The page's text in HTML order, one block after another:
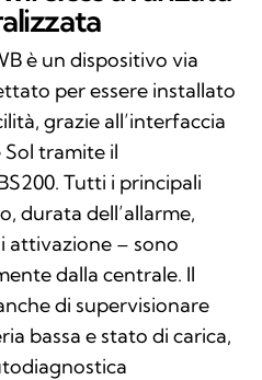
è un dispositivo via
per essere installato
grazie all’interfaccia
tramite il
Tutti i principali
durata dell’allarme,
attivazione – sono
dalla centrale. Il
di supervisionare
bassa e stato di carica,